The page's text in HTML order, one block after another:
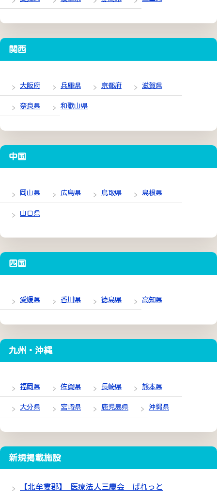
関西
大阪府 兵庫県 京都府 滋賀県
奈良県 和歌山県
中国
岡山県 広島県 鳥取県 島根県
山口県
四国
愛媛県 香川県 徳島県 高知県
九州・沖縄
福岡県 佐賀県 長崎県 熊本県
大分県 宮崎県 鹿児島県 沖縄県
新規掲載施設
【北牟婁郡】 医療法人三慶会 ぱれっと